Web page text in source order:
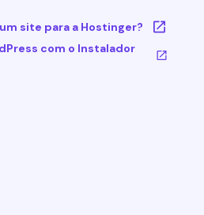
site para a Hostinger?
com o Instalador